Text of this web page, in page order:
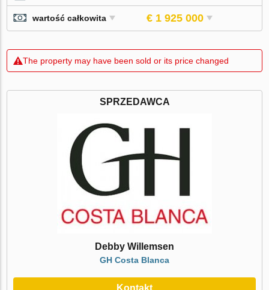
wartość całkowita € 1 925 000
The property may have been sold or its price changed
SPRZEDAWCA
Debby Willemsen
GH Costa Blanca
Kontakt